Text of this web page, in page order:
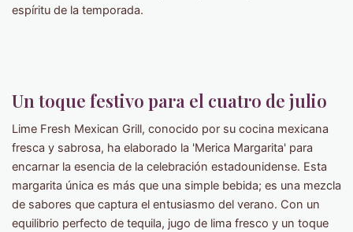
espíritu de la temporada.
Un toque festivo para el cuatro de julio
Lime Fresh Mexican Grill, conocido por su cocina mexicana
fresca y sabrosa, ha elaborado la 'Merica Margarita' para
encarnar la esencia de la celebración estadounidense. Esta
margarita única es más que una simple bebida; es una mezcla
de sabores que captura el entusiasmo del verano. Con un
equilibrio perfecto de tequila, jugo de lima fresco y un toque